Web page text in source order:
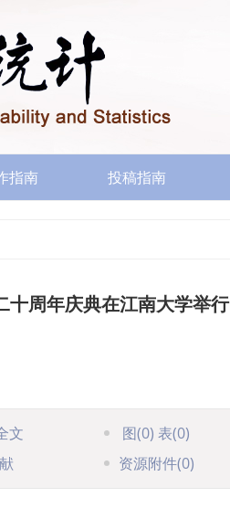
指南 投稿指南
十周年庆典在江南大学举行
文 图(0) 表(0)
资源附件(0)